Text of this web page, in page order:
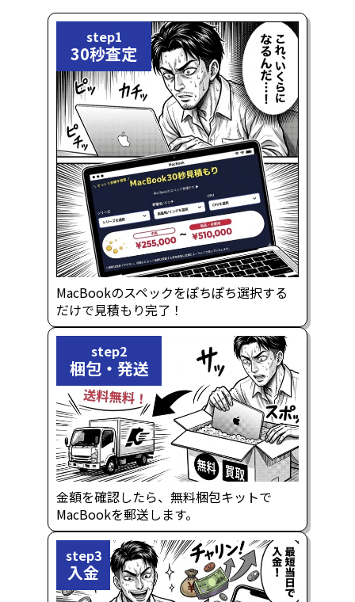
step1
30秒査定
MacBookのスペックをぽちぽち選択する
だけで見積もり完了！
step2
梱包・発送
金額を確認したら、無料梱包キットで
MacBookを郵送します。
step3
入金